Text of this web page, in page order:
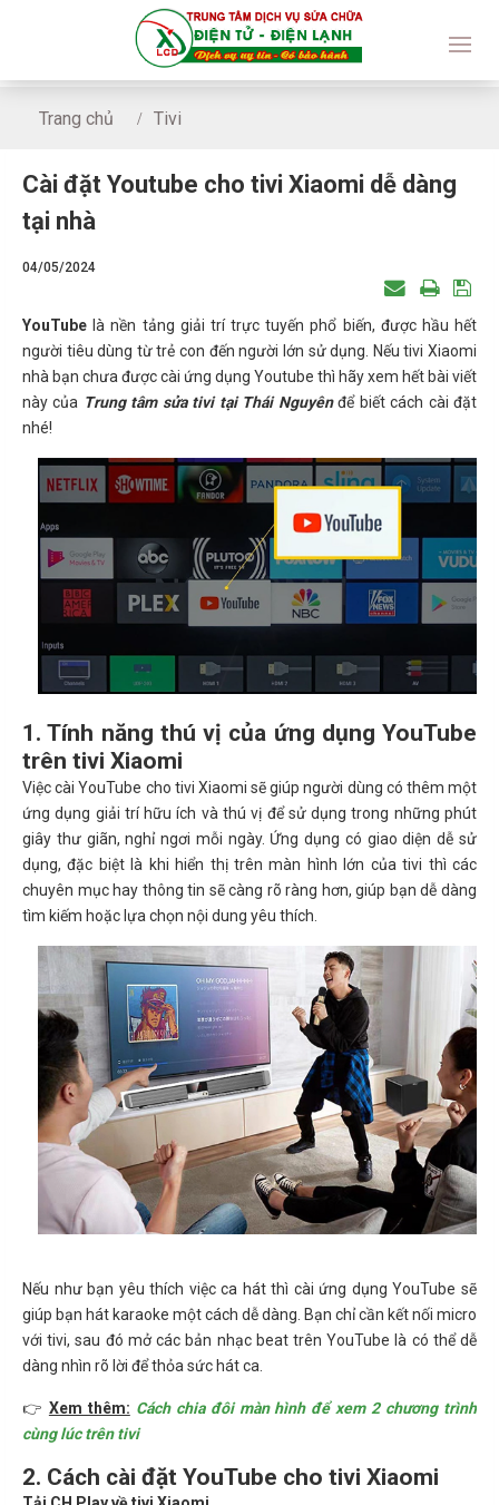
Trang chủ
Tivi
Cài đặt Youtube cho tivi Xiaomi dễ dàng
tại nhà
04/05/2024
YouTube là nền tảng giải trí trực tuyến phổ biến, được hầu hết
người tiêu dùng từ trẻ con đến người lớn sử dụng. Nếu tivi Xiaomi
nhà bạn chưa được cài ứng dụng Youtube thì hãy xem hết bài viết
này của Trung tâm sửa tivi tại Thái Nguyênđể biết cách cài đặt
nhé!
1. Tính năng thú vị của ứng dụng YouTube
trên tivi Xiaomi
Việc cài YouTube cho tivi Xiaomi sẽ giúp người dùng có thêm một
ứng dụng giải trí hữu ích và thú vị để sử dụng trong những phút
giây thư giãn, nghỉ ngơi mỗi ngày. Ứng dụng có giao diện dễ sử
dụng, đặc biệt là khi hiển thị trên màn hình lớn của tivi thì các
chuyên mục hay thông tin sẽ càng rõ ràng hơn, giúp bạn dễ dàng
tìm kiếm hoặc lựa chọn nội dung yêu thích.
Nếu như bạn yêu thích việc ca hát thì cài ứng dụng YouTube sẽ
giúp bạn hát karaoke một cách dễ dàng. Bạn chỉ cần kết nối micro
với tivi, sau đó mở các bản nhạc beat trên YouTube là có thể dễ
dàng nhìn rõ lời để thỏa sức hát ca.
👉 Xem thêm: Cách chia đôi màn hình để xem 2 chương trình
cùng lúc trên tivi
2. Cách cài đặt YouTube cho tivi Xiaomi